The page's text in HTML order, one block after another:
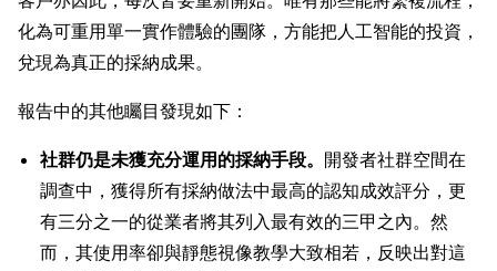
化為可重用單一實作體驗的團隊，方能把人工智能的投資，
兌現為真正的採納成果。
報告中的其他矚目發現如下：
社群仍是未獲充分運用的採納手段。 開發者社群空間在
調查中，獲得所有採納做法中最高的認知成效評分，更
有三分之一的從業者將其列入最有效的三甲之內。然
而，其使用率卻與靜態視像教學大致相若，反映出對這